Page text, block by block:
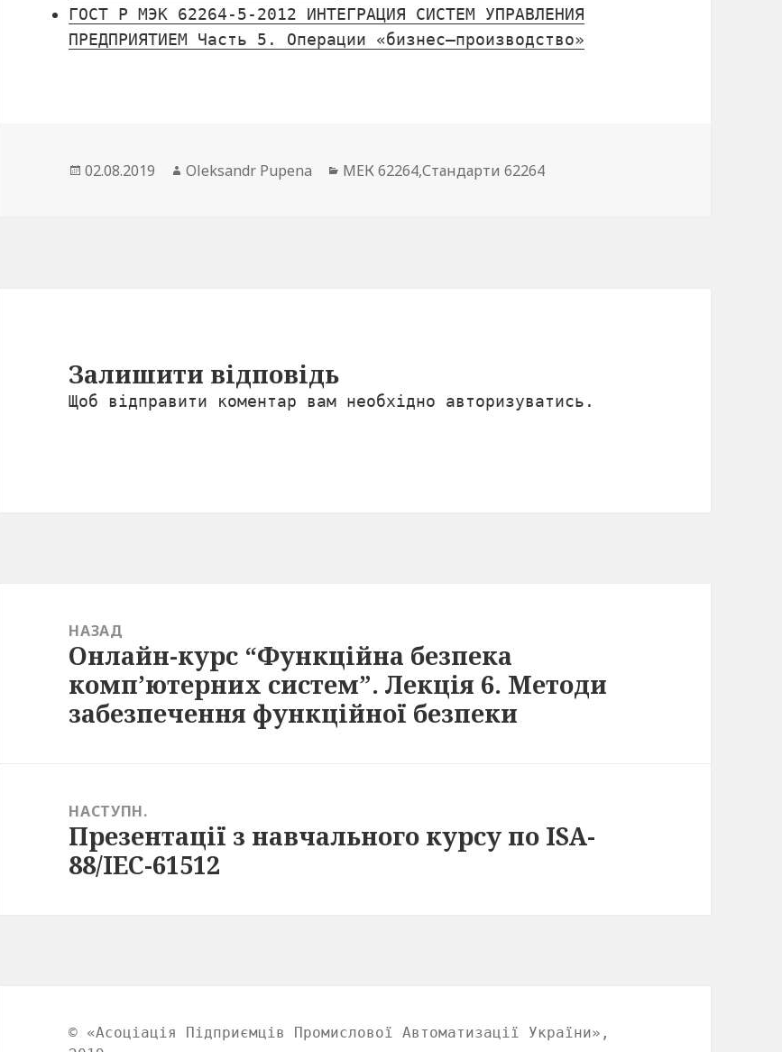
ГОСТ Р МЭК 62264-5-2012 ИНТЕГРАЦИЯ СИСТЕМ УПРАВЛЕНИЯ
ПРЕДПРИЯТИЕМ Часть 5. Операции «бизнес—производство»
Опубліковано
02.08.2019 Автор
Oleksandr Pupena Категорії
МЕК 62264,Стандарти 62264
Залишити відповідь
Щоб відправити коментар вам необхідно авторизуватись .
НАЗАД
Попередній
запис:
Онлайн-курс “Функційна безпека
комп’ютерних систем”. Лекція 6. Методи
забезпечення функційної безпеки
НАСТУПН.
Наступний
запис:
Презентації з навчального курсу по ISA-
88/IEC-61512
© «Асоціація Підприємців Промислової Автоматизації України»,